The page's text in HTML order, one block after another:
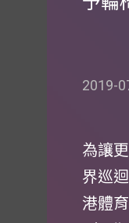
2019-
為讓
界巡
港體